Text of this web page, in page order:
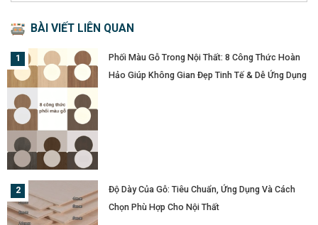
BÀI VIẾT LIÊN QUAN
Phối Màu Gỗ Trong Nội Thất: 8 Công Thức Hoàn
Hảo Giúp Không Gian Đẹp Tinh Tế & Dễ Ứng Dụng
Độ Dày Của Gỗ: Tiêu Chuẩn, Ứng Dụng Và Cách
Chọn Phù Hợp Cho Nội Thất